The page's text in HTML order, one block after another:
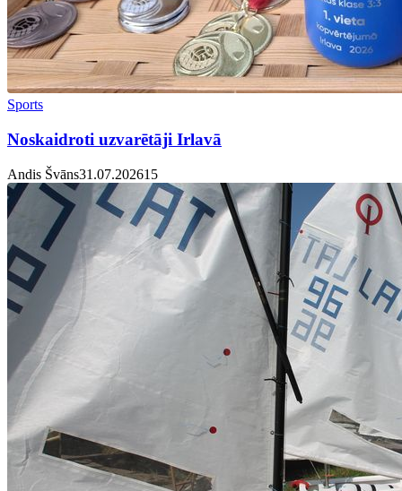
Sports
Noskaidroti uzvarētāji Irlavā
Andis Švāns31.07.20261 5